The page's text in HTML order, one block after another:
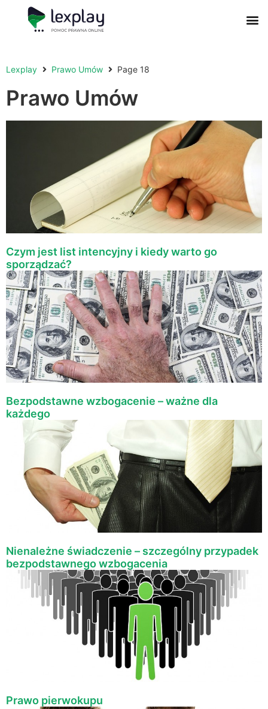
Lexplay Prawo Umów Page 18
Prawo Umów
Czym jest list intencyjny i kiedy warto go
sporządzać?
Bezpodstawne wzbogacenie – ważne dla
każdego
Nienależne świadczenie – szczególny przypadek
bezpodstawnego wzbogacenia
Prawo pierwokupu